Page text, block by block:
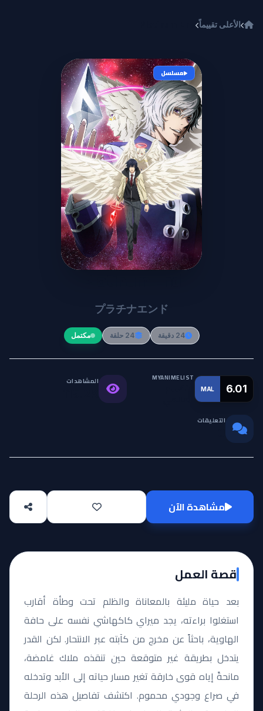
الأعلى تقييماً
مسلسل
Platinum End
プラチナエンド
24 دقيقة 24 حلقة مكتمل
MAL 6.01
MYANIMELIST المشاهدات
التعليقات
مشاهدة الآن
قصة العمل
بعد حياة مليئة بالمعاناة والظلم تحت وطأة أقارب
استغلوا براءته، يجد ميراي كاكهاشي نفسه على حافة
الهاوية، باحثاً عن مخرج من كآبته عبر الانتحار. لكن القدر
يتدخل بطريقة غير متوقعة حين تنقذه ملاك غامضة،
مانحةً إياه قوى خارقة تغير مسار حياته إلى الأبد وتدخله
في صراع وجودي محموم. اكتشف تفاصيل هذه الرحلة